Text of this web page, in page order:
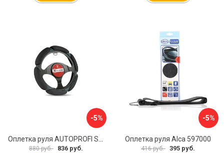
-5%
880 руб. 836 руб.
-5%
Оплетка руля Alca 597000
416 руб. 395 руб.